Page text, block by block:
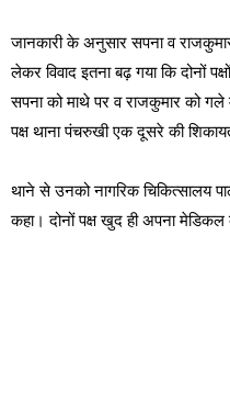
जानकारी के अनुसार सपना व
लेकर विवाद इतना बढ़ गया कि दोनों
सपना को माथे पर व राजकुमार को
पक्ष थाना पंचरुखी एक दूसरे की
थाने से उनको नागरिक चिकित्सालय
कहा। दोनों पक्ष खुद ही अपना